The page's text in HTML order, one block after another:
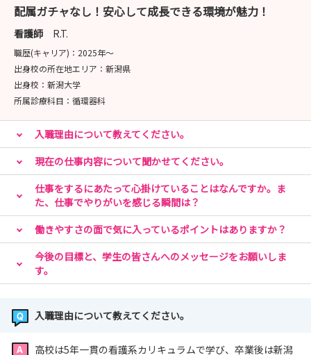
みなさん初めての就職活動で「分からないこと」「困って
いること」「不安なこと」がたくさんあると思います！
そんな不安なことを少しでも解消できるようにお手伝いを
したいと思っていますので、就職活動について気になるこ
とや聞きたいことがあれば、お気軽に相談してください
ね！
【病院見学会】【就業体験】がみなさんの就職活動のヒン
トになったら嬉しく思います！
それでは今後お会いできるのを楽しみにしております！ま
た、ご参加いただいた方のクチコミもお待ちしておりま
す！
新学期も頑張っていきましょう！
★インスタで病棟の紹介や新人研修の様子を公開中!!4・
配属ガチャなし！安心して成長できる環境が魅力！
看護師 R.T.
職歴(キャリア)： 2025年〜
出身校の所在地エリア： 新潟県
出身校： 新潟大学
所属診療科目： 循環器科
入職理由について教えてください。
現在の仕事内容について聞かせてください。
仕事をするにあたって心掛けていることはなんですか。ま
た、仕事でやりがいを感じる瞬間は？
働きやすさの面で気に入っているポイントはありますか？
今後の目標と、学生の皆さんへのメッセージをお願いしま
す。
入職理由について教えてください。
高校は5年一貫の看護系カリキュラムで学び、卒業後は新潟